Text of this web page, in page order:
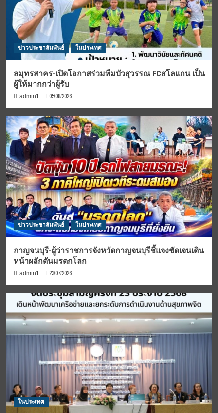
ข่าวประชาสัมพันธ์ ในประเทศ
สมุทรสาคร-เปิดโอกาสร่วมทีมบัวสุวรรณ FCสโลแกน เป็น
ผู้ให้มากกว่าผู้รับ
admin1 05/08/2026
ข่าวประชาสัมพันธ์ ในประเทศ
กาญจนบุรี-ผู้ว่าราชการจังหวัดกาญจนบุรีชี้แจงชัดเจนเดิน
หน้าผลักดันมรดกโลก
admin1 23/07/2026
ในประเทศ